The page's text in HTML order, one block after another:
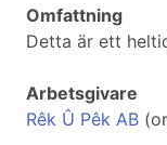
Omfattning
Detta är ett
Arbetsgivare
Rêk Û Pêk AB